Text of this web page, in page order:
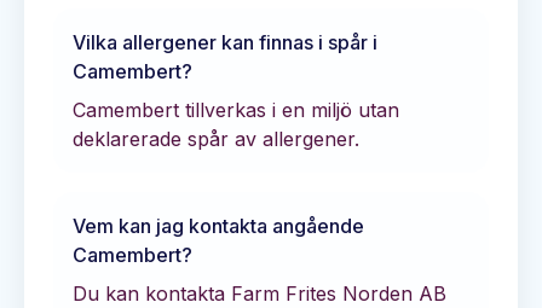
Vilka allergener kan finnas i spår i
Camembert?
Camembert tillverkas i en miljö utan
deklarerade spår av allergener.
Vem kan jag kontakta angående
Camembert?
Du kan kontakta Farm Frites Norden AB